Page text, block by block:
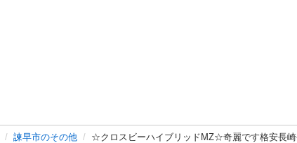
諫早市のその他 ☆クロスビーハイブリッドMZ☆奇麗です格安長